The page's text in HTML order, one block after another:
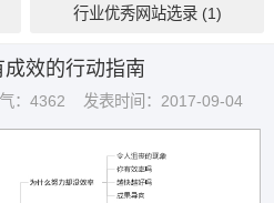
行业优秀网站选录 (1)
效的行动指南
：4362 发表时间：2017-09-04